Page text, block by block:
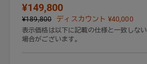
¥149,800
¥189,800
ディスカウント ¥40,000
表示価格は以下に記載の仕様と一致しない
場合がございます。